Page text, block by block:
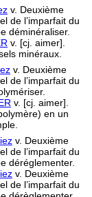
v. Deuxième
de l’imparfait du
déminéraliser.
v. [cj. aimer].
minéraux.
v. Deuxième
de l’imparfait du
v. [cj. aimer].
en un
v. Deuxième
de l’imparfait du
déréglementer.
v. Deuxième
de l’imparfait du